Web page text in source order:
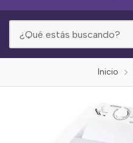
Inicio